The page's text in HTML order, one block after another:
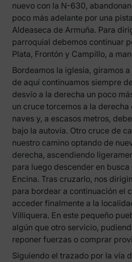
nuevo con la N-630,
poco más adelante por una
Aldeaseca de Armuña. Para
parroquial debemos continuar
Plata, Frontón y Campillo, a
Bordeamos la iglesia, giramos
de aquí continuamos siempre
desvío a la derecha un poco
un cruce torcemos a la
naves y, a escasos metros,
bajo la autovía. Otro cruce de
nuestro camino optando de
derecha, ascendiendo
para luego descender en
Encina. Tras cruzarlo, nos
para bordear a continuación el
acceder finalmente a la
Villiquera. En este pequeño
algún que otro servicio,
reponer fuerzas o comprar
Siguiendo el trazado por la vía